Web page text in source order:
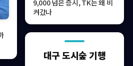
9,000 넘은 증시, TK는 왜 비
켜갔나
대구 도시숲 기행